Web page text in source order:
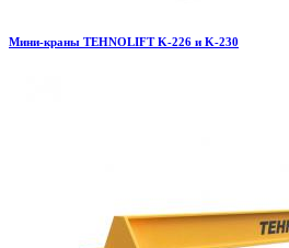
Мини-краны TEHNOLIFT K-226 и K-230